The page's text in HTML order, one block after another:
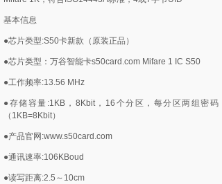
基本信息
●芯片类型:S50卡新款（原装正品）
●芯片类型：万谷智能卡s50card.com Mifare 1 IC S50
●工作频率:13.56 MHz
●存储容量:1KB，8Kbit，16个分区，每分区两组密码
（1KB=8Kbit）
●产品官网:www.s50card.com
●通讯速率:106KBoud
●读写距离:2.5～10cm